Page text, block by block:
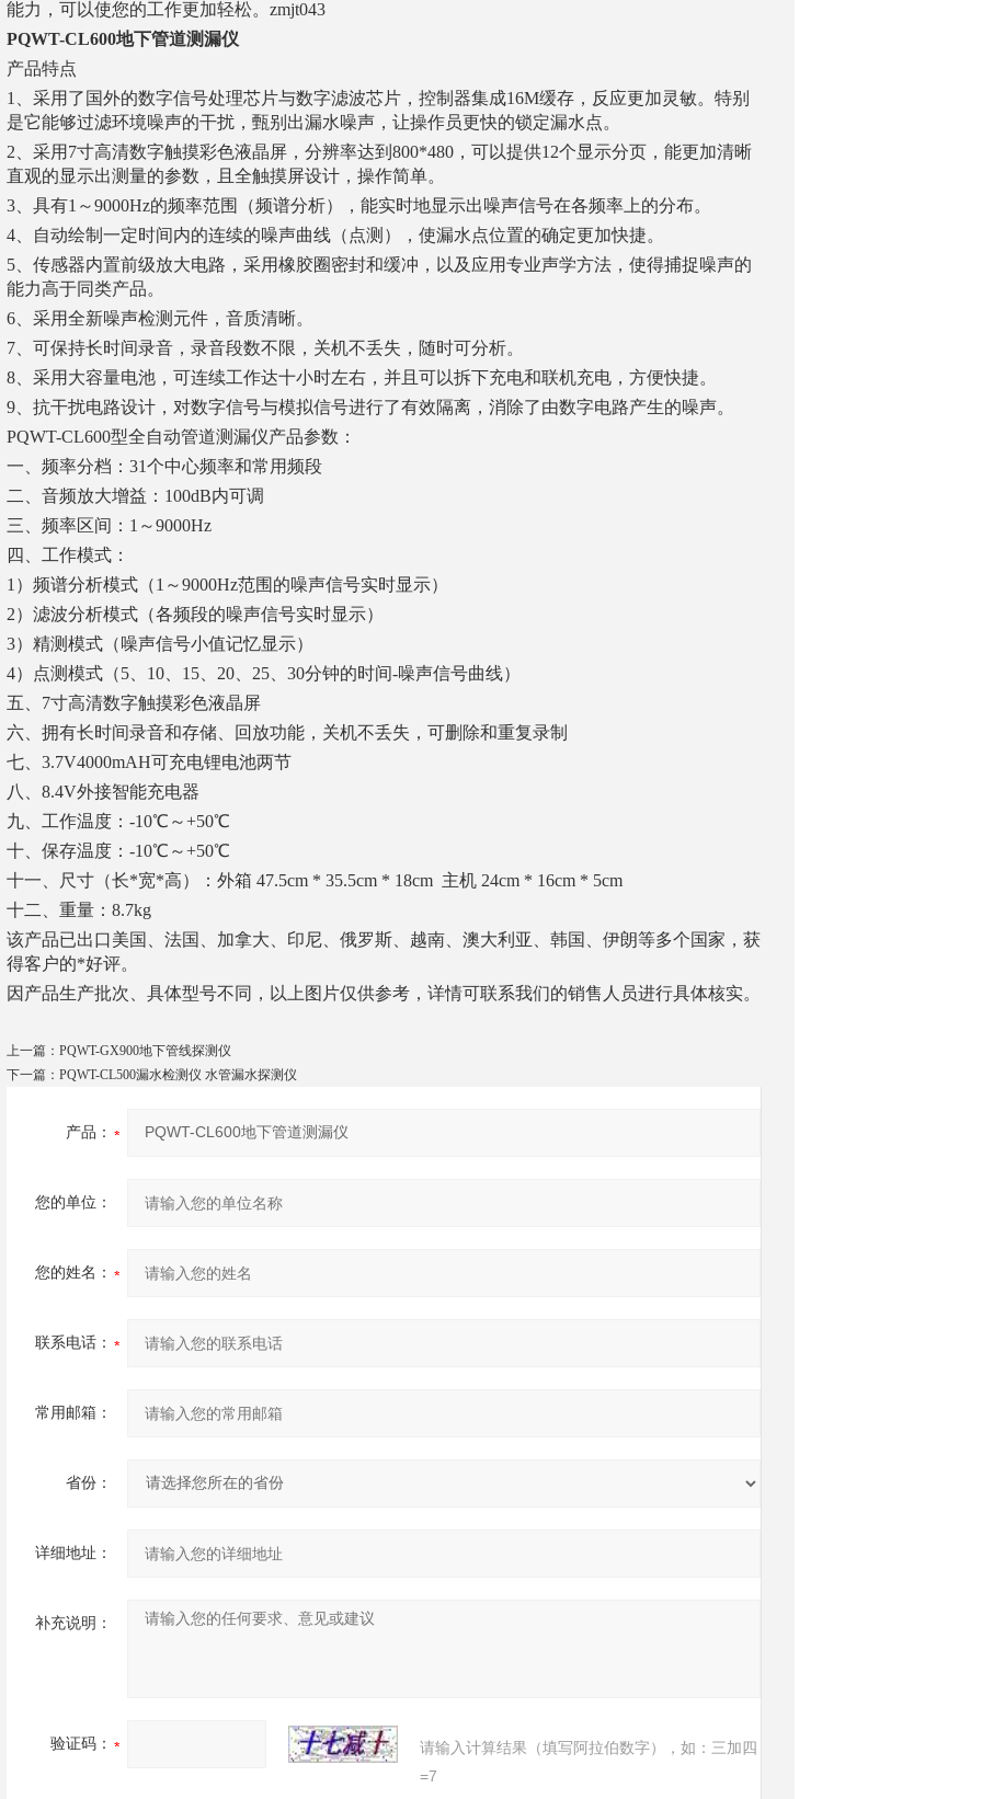
能力，可以使您的工作更加轻松。zmjt043
PQWT-CL600地下管道测漏仪
产品特点
1、采用了国外的数字信号处理芯片与数字滤波芯片，控制器集成16M缓存，反应更加灵敏。特别
是它能够过滤环境噪声的干扰，甄别出漏水噪声，让操作员更快的锁定漏水点。
2、采用7寸高清数字触摸彩色液晶屏，分辨率达到800*480，可以提供12个显示分页，能更加清晰
直观的显示出测量的参数，且全触摸屏设计，操作简单。
3、具有1～9000Hz的频率范围（频谱分析），能实时地显示出噪声信号在各频率上的分布。
4、自动绘制一定时间内的连续的噪声曲线（点测），使漏水点位置的确定更加快捷。
5、传感器内置前级放大电路，采用橡胶圈密封和缓冲，以及应用专业声学方法，使得捕捉噪声的
能力高于同类产品。
6、采用全新噪声检测元件，音质清晰。
7、可保持长时间录音，录音段数不限，关机不丢失，随时可分析。
8、采用大容量电池，可连续工作达十小时左右，并且可以拆下充电和联机充电，方便快捷。
9、抗干扰电路设计，对数字信号与模拟信号进行了有效隔离，消除了由数字电路产生的噪声。
PQWT-CL600型全自动管道测漏仪产品参数：
一、频率分档：31个中心频率和常用频段
二、音频放大增益：100dB内可调
三、频率区间：1～9000Hz
四、工作模式：
1）频谱分析模式（1～9000Hz范围的噪声信号实时显示）
2）滤波分析模式（各频段的噪声信号实时显示）
3）精测模式（噪声信号小值记忆显示）
4）点测模式（5、10、15、20、25、30分钟的时间-噪声信号曲线）
五、7寸高清数字触摸彩色液晶屏
六、拥有长时间录音和存储、回放功能，关机不丢失，可删除和重复录制
七、3.7V4000mAH可充电锂电池两节
八、8.4V外接智能充电器
九、工作温度：-10℃～+50℃
十、保存温度：-10℃～+50℃
十一、尺寸（长*宽*高）：外箱 47.5cm * 35.5cm * 18cm 主机 24cm * 16cm * 5cm
十二、重量：8.7kg
该产品已出口美国、法国、加拿大、印尼、俄罗斯、越南、澳大利亚、韩国、伊朗等多个国家，获
得客户的*好评。
因产品生产批次、具体型号不同，以上图片仅供参考，详情可联系我们的销售人员进行具体核实。
上一篇： PQWT-GX900地下管线探测仪
下一篇： PQWT-CL500漏水检测仪 水管漏水探测仪
产品：
您的单位：
您的姓名：
联系电话：
常用邮箱：
省份：
详细地址：
补充说明：
验证码：
请输入计算结果（填写阿拉伯数字），如：三加四
=7